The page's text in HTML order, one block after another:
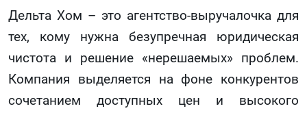
Дельта Хом – это агентство-выручалочка для
тех, кому нужна безупречная юридическая
чистота и решение «нерешаемых» проблем.
Компания выделяется на фоне конкурентов
сочетанием доступных цен и высокого